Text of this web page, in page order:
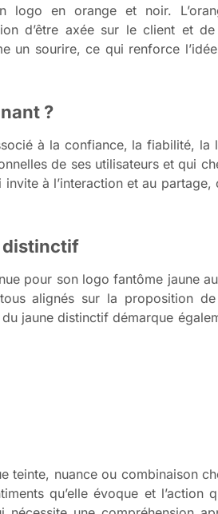
en orange et noir.
d’être axée sur le client et
un sourire, ce qui renforce
?
à la confiance, la fiabilité,
de ses utilisateurs et qui
à l’interaction et au partage,
distinctif
pour son logo fantôme jaune
alignés sur la proposition
jaune distinctif démarque
teinte, nuance ou combinaison
qu’elle évoque et l’action